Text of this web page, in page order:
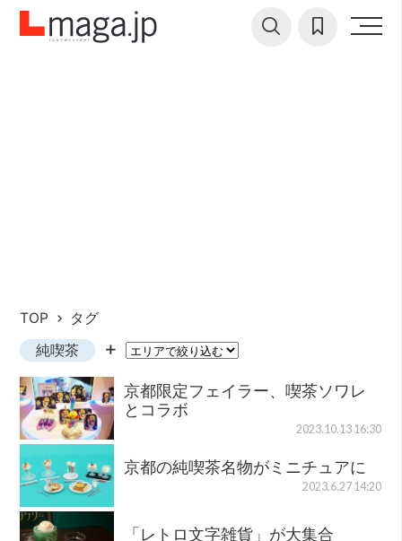
TOP
タグ
純喫茶
京都限定フェイラー、喫茶ソワレ
とコラボ
2023.10.13 16:30
京都の純喫茶名物がミニチュアに
2023.6.27 14:20
「レトロ文字雑貨」が大集合